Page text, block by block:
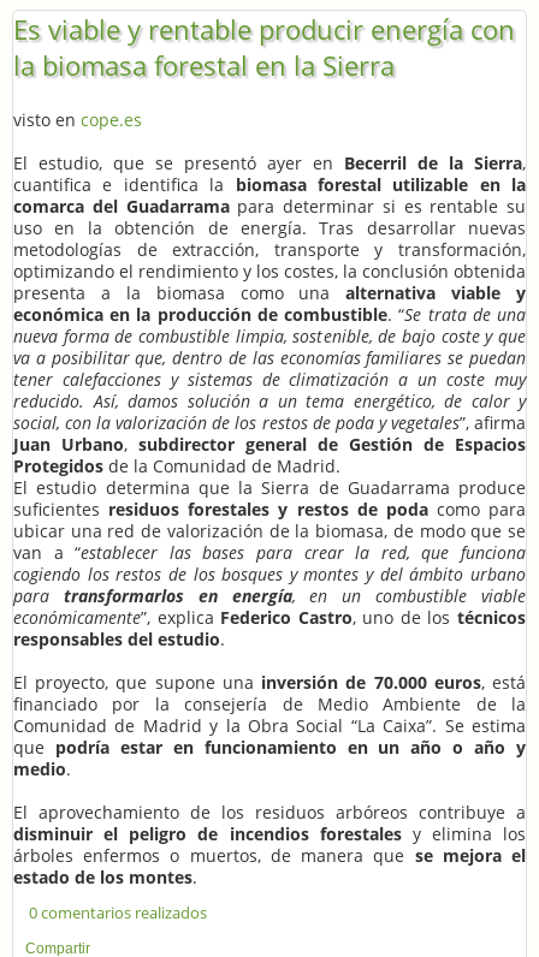
Es viable y rentable producir energía con
la biomasa forestal en la Sierra
visto en cope.es
El estudio, que se presentó ayer en Becerril de la Sierra,
cuantifica e identifica la biomasa forestal utilizable en la
comarca del Guadarramapara determinar si es rentable su
uso en la obtención de energía. Tras desarrollar nuevas
metodologías de extracción, transporte y transformación,
optimizando el rendimiento y los costes, la conclusión obtenida
presenta a la biomasa como unaalternativa viable y
económica en la producción de combustible. “Se trata de una
nueva forma de combustible limpia, sostenible, de bajo coste y que
va a posibilitar que, dentro de las economías familiares se puedan
tener calefacciones y sistemas de climatización a un coste muy
reducido. Así, damos solución a un tema energético, de calor y
social, con la valorización de los restos de poda y vegetales”, afirma
Juan Urbano, subdirector general de Gestión de Espacios
Protegidos de la Comunidad de Madrid.
El estudio determina que la Sierra de Guadarrama produce
suficientes residuos forestales y restos de podacomo para
ubicar una red de valorización de la biomasa, de modo que se
van a “establecer las bases para crear la red, que funciona
cogiendo los restos de los bosques y montes y del ámbito urbano
para transformarlos en energía, en un combustible viable
económicamente”, explica Federico Castro, uno de lostécnicos
responsables del estudio.
El proyecto, que supone una inversión de 70.000 euros, está
financiado por la consejería de Medio Ambiente de la
Comunidad de Madrid y la Obra Social “La Caixa”. Se estima
que podría estar en funcionamiento en un año o año y
medio.
El aprovechamiento de los residuos arbóreos contribuye a
disminuir el peligro de incendios forestalesy elimina los
árboles enfermos o muertos, de manera que se mejora el
estado de los montes.
0 comentarios realizados
Compartir